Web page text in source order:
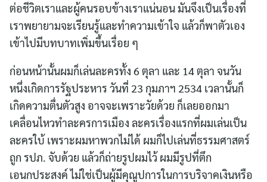
ต่อชีวิตเราและผู้คนรอบข้างเราแน่นอน มันจึงเป็นเรื่องที่
เราพยายามจะเรียนรู้และทำความเข้าใจ แล้วก็พาตัวเอง
เข้าไปมีบทบาทเพิ่มขึ้นเรื่อย ๆ
ก่อนหน้านั้นผมก็เล่นละครทั้ง 6 ตุลา และ 14 ตุลา จนวัน
หนึ่งเกิดการรัฐประหาร วันที่ 23 กุมภาฯ 2534 เวลานั้นก็
เกิดความตื่นตัวสูง อาจจะเพราะวัยด้วย ก็เลยออกมา
เคลื่อนไหวทำละครการเมือง ละครเรื่องแรกที่ผมเล่นเป็น
ละครใบ้ เพราะผมหาพวกไม่ได้ ผมก็ไปเล่นที่ธรรมศาสตร์
ถูก รปภ. จับด้วย แล้วก็ถ่ายรูปผมไว้ ผมมีรูปที่ตึก
เอนกประสงค์ ไม่ใช่เป็นผู้มีคุณูปการในการบริจาคเงินหรือ